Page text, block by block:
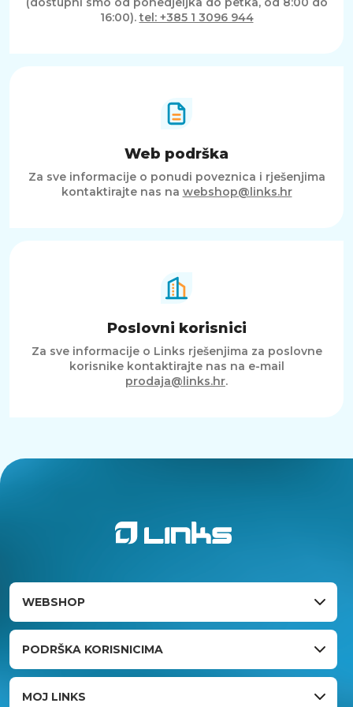
16:00).tel: +385 1 3096 944
Web podrška
Za sve informacije o ponudi poveznica i rješenjima
kontaktirajte nas na webshop@links.hr
Poslovni korisnici
Za sve informacije o Links rješenjima za poslovne
korisnike kontaktirajte nas na e-mail
prodaja@links.hr.
WEBSHOP
PODRŠKA KORISNICIMA
MOJ LINKS